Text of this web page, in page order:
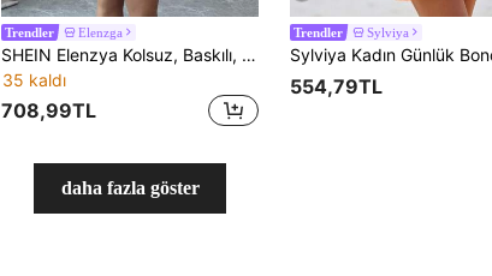
Trendler Elenzga
SHEIN Elenzya Kolsuz, Baskılı, Belden Oturan ve Etekleri Genişleyen, Zarif, Romantik, Çiçek Desenli Kadın Elbisesi
35 kaldı
708,99TL
Trendler Sylviya
554,79TL
daha fazla göster